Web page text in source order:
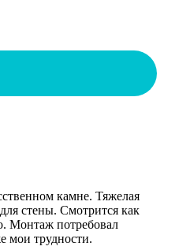
камне. Тяжелая
стены. Смотрится как
Монтаж потребовал
мои трудности.